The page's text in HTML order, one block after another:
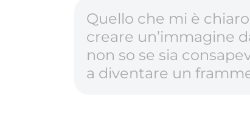
Quello che mi è
creare un’immagine
non so se sia
a diventare un